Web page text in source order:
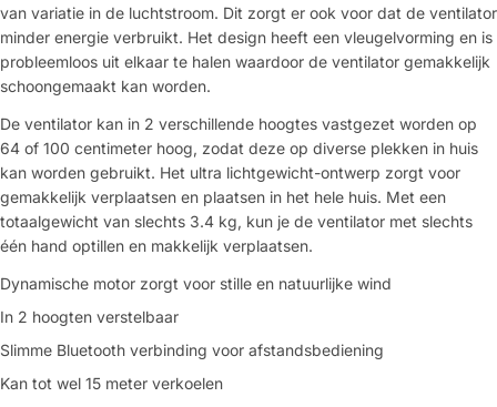
van variatie in de luchtstroom. Dit zorgt er ook voor dat de ventilator
minder energie verbruikt. Het design heeft een vleugelvorming en is
probleemloos uit elkaar te halen waardoor de ventilator gemakkelijk
schoongemaakt kan worden.
De ventilator kan in 2 verschillende hoogtes vastgezet worden op
64 of 100 centimeter hoog, zodat deze op diverse plekken in huis
kan worden gebruikt. Het ultra lichtgewicht-ontwerp zorgt voor
gemakkelijk verplaatsen en plaatsen in het hele huis. Met een
totaalgewicht van slechts 3.4 kg, kun je de ventilator met slechts
één hand optillen en makkelijk verplaatsen.
Dynamische motor zorgt voor stille en natuurlijke wind
In 2 hoogten verstelbaar
Slimme Bluetooth verbinding voor afstandsbediening
Kan tot wel 15 meter verkoelen
Jouw